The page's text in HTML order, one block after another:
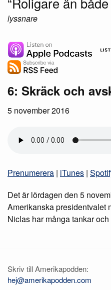
lyssnare
6: Skräck och
5 november 2016
Prenumerera | iTunes |
Det är lördagen den 5
Amerikanska presidentvalet
Niclas har många tankar
Skriv till Amerikapodden:
hej@amerikapodden.com